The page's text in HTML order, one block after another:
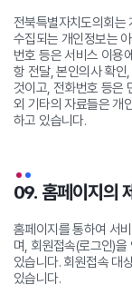
전북특별자치도의회는
수집되는 개인정보는
번호 등은 서비스 이용
항 전달, 본인의사 확인
것이고, 전화번호 등은
외 기타의 자료들은 개
하고 있습니다.
09. 홈페이지의
홈페이지를 통하여 서
며, 회원접속(로그인)
있습니다. 회원접속 대
있습니다.